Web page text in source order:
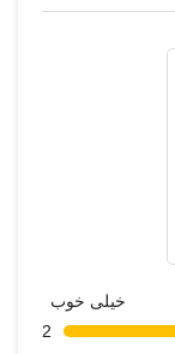
خیلی خوب
2